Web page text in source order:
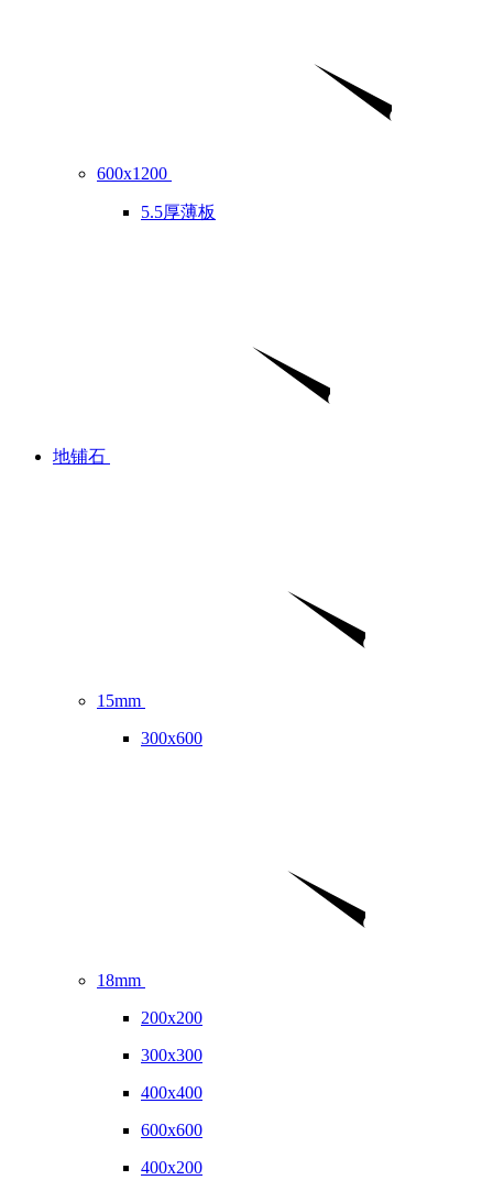
600x1200
5.5厚薄板
地铺石
15mm
300x600
18mm
200x200
300x300
400x400
600x600
400x200